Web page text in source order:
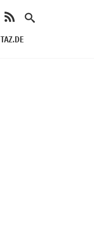
TAZ.DE